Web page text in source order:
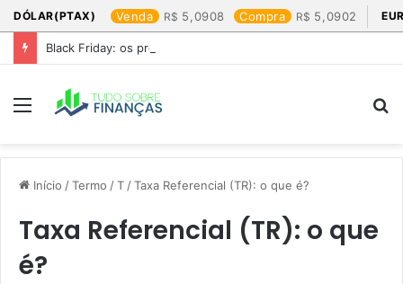
DÓLAR(PTAX) Venda 5,0908 Compra 5,0902
Black Friday: os produtos que mais valem a pena
Menu
Início /Termo /T /Taxa Referencial (TR): o que é?
Taxa Referencial (TR): o que
é?